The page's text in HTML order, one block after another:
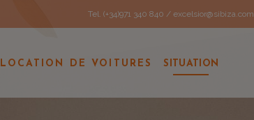
Tel. (+34)971 340 840 / excelsior@sibiza.com
LOCATION DE VOITURES SITUATION